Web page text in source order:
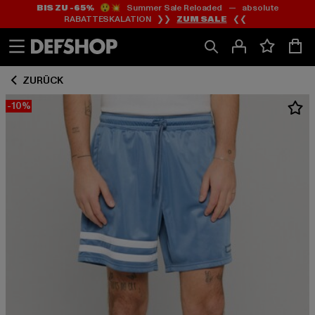
Zum
Inhalt
springen
Zum
Fußzeile
springen
BIS ZU -65%😲💥 Summer Sale Reloaded — absolute
RABATTESKALATION ❯❯ ZUM SALE ❮❮
ZURÜCK
-10%